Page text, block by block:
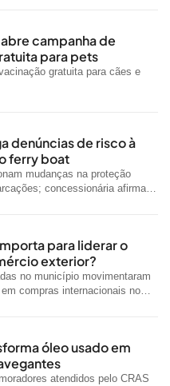
campanha de
para pets
gratuita para cães e
denúncias de risco à
ferry boat
mudanças na proteção
concessionária afirma
para liderar o
exterior?
no município movimentaram
compras internacionais no
óleo usado em
atendidos pelo CRAS